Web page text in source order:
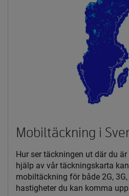
Mobiltäckning i
Hur ser täckningen ut där du
hjälp av vår täckningskarta
mobiltäckning för både 2G,
hastigheter du kan komma